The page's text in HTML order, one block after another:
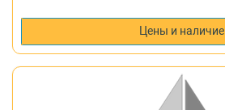
Цены и наличие